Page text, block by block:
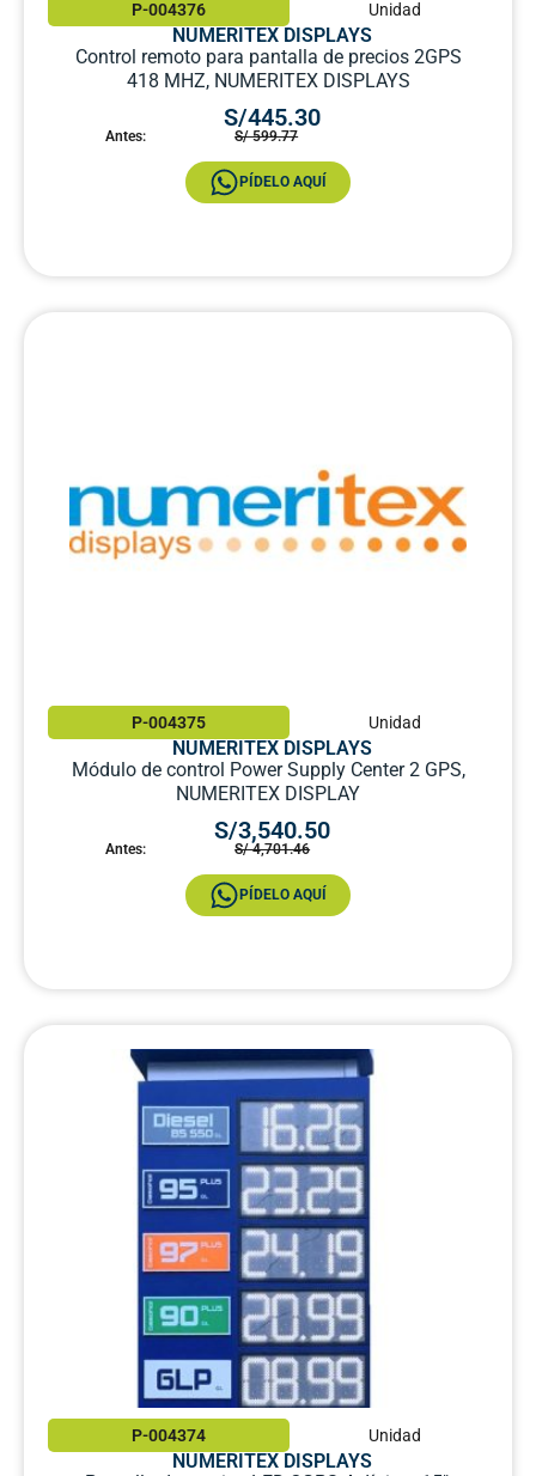
P-004376 Unidad
NUMERITEX DISPLAYS
Control remoto para pantalla de precios 2GPS
418 MHZ, NUMERITEX DISPLAYS
S/445.30
Antes: S/ 599.77
PÍDELO AQUÍ
P-004375 Unidad
NUMERITEX DISPLAYS
Módulo de control Power Supply Center 2 GPS,
NUMERITEX DISPLAY
S/3,540.50
Antes: S/ 4,701.46
PÍDELO AQUÍ
P-004374 Unidad
NUMERITEX DISPLAYS